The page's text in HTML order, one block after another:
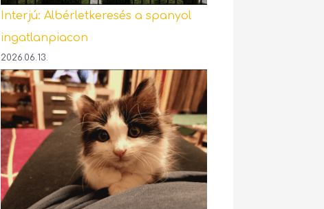
Interjú: Albérletkeresés a spanyol
ingatlanpiacon
2026.06.13.